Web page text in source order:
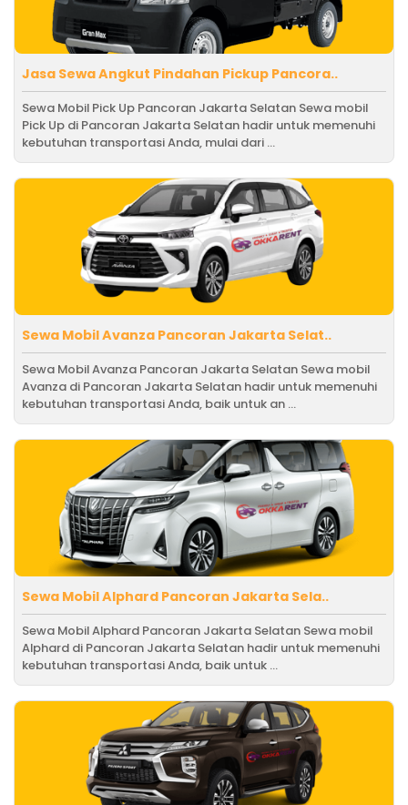
Jasa Sewa Angkut Pindahan Pickup Pancora..
Sewa Mobil Pick Up Pancoran Jakarta Selatan Sewa mobil
Pick Up di Pancoran Jakarta Selatan hadir untuk memenuhi
kebutuhan transportasi Anda, mulai dari ...
Sewa Mobil Avanza Pancoran Jakarta Selat..
Sewa Mobil Avanza Pancoran Jakarta Selatan Sewa mobil
Avanza di Pancoran Jakarta Selatan hadir untuk memenuhi
kebutuhan transportasi Anda, baik untuk an ...
Sewa Mobil Alphard Pancoran Jakarta Sela..
Sewa Mobil Alphard Pancoran Jakarta Selatan Sewa mobil
Alphard di Pancoran Jakarta Selatan hadir untuk memenuhi
kebutuhan transportasi Anda, baik untuk ...